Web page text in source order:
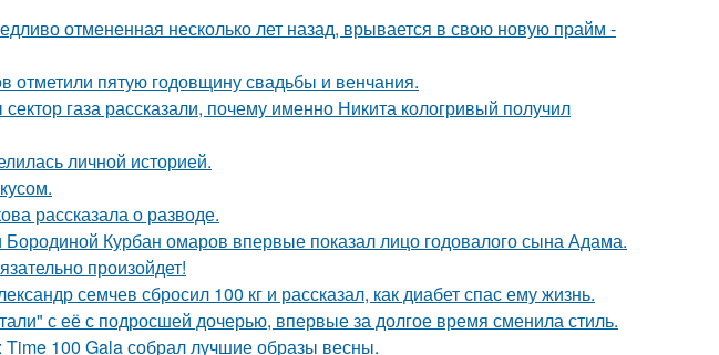
отмененная несколько лет назад, врывается в свою новую прайм -
отметили пятую годовщину свадьбы и венчания.
газа рассказали, почему именно Никита кологривый получил
личной историей.
рассказала о разводе.
Курбан омаров впервые показал лицо годовалого сына Адама.
произойдет!
семчев сбросил 100 кг и рассказал, как диабет спас ему жизнь.
с её с подросшей дочерью, впервые за долгое время сменила стиль.
100 Gala собрал лучшие образы весны.